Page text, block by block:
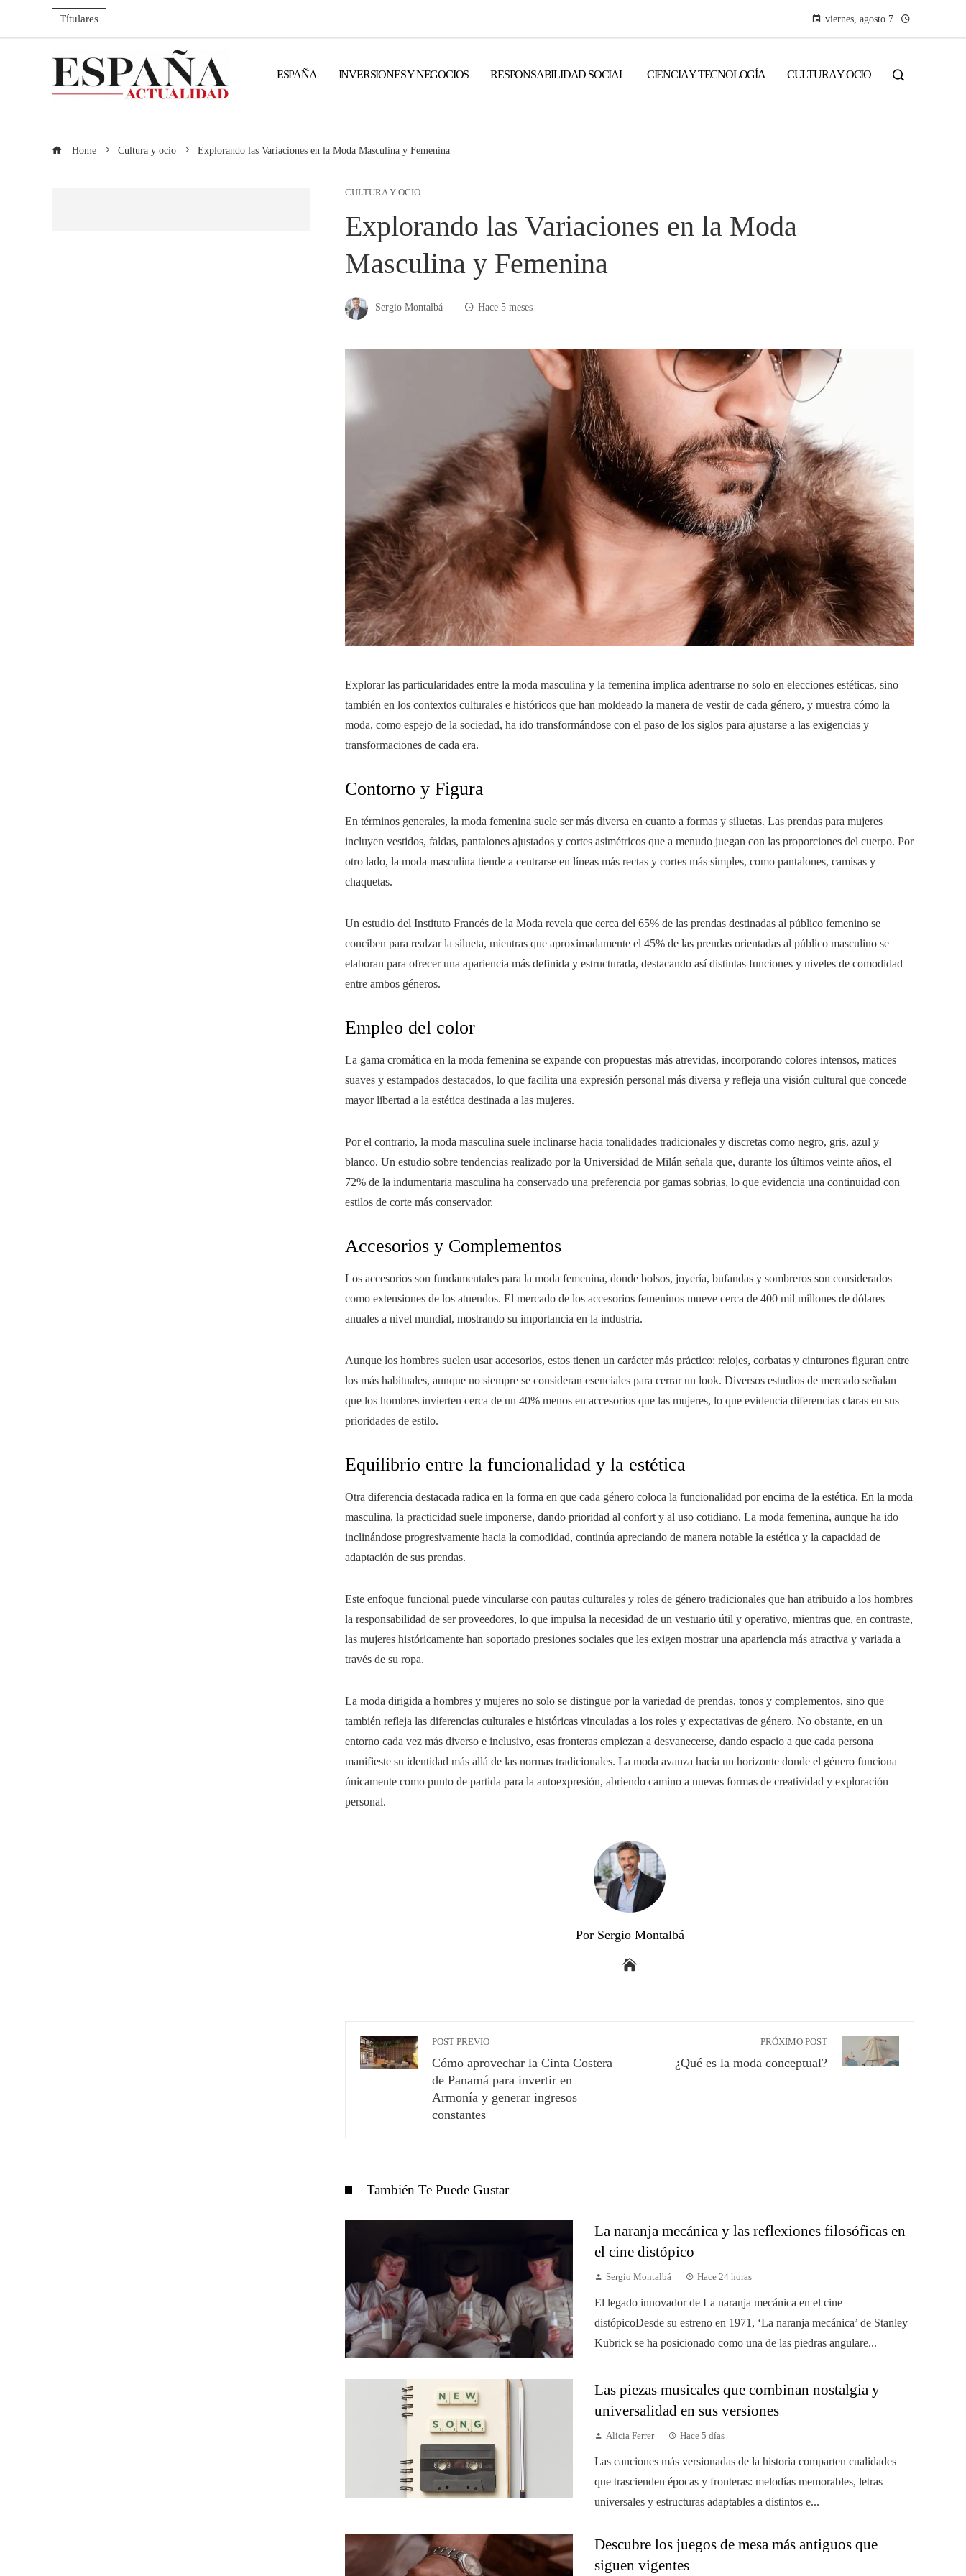
Títulares viernes, agosto 7
ESPAÑA INVERSIONES Y NEGOCIOS RESPONSABILIDAD SOCIAL CIENCIA Y TECNOLOGÍA CULTURA Y OCIO
Home Cultura y ocio Explorando las Variaciones en la Moda Masculina y Femenina
CULTURA Y OCIO
Explorando las Variaciones en la Moda
Masculina y Femenina
Sergio Montalbá Hace 5 meses
Explorar las particularidades entre la moda masculina y la femenina implica adentrarse no solo en elecciones estéticas, sino
también en los contextos culturales e históricos que han moldeado la manera de vestir de cada género, y muestra cómo la
moda, como espejo de la sociedad, ha ido transformándose con el paso de los siglos para ajustarse a las exigencias y
transformaciones de cada era.
Contorno y Figura
En términos generales, la moda femenina suele ser más diversa en cuanto a formas y siluetas. Las prendas para mujeres
incluyen vestidos, faldas, pantalones ajustados y cortes asimétricos que a menudo juegan con las proporciones del cuerpo. Por
otro lado, la moda masculina tiende a centrarse en líneas más rectas y cortes más simples, como pantalones, camisas y
chaquetas.
Un estudio del Instituto Francés de la Moda revela que cerca del 65% de las prendas destinadas al público femenino se
conciben para realzar la silueta, mientras que aproximadamente el 45% de las prendas orientadas al público masculino se
elaboran para ofrecer una apariencia más definida y estructurada, destacando así distintas funciones y niveles de comodidad
entre ambos géneros.
Empleo del color
La gama cromática en la moda femenina se expande con propuestas más atrevidas, incorporando colores intensos, matices
suaves y estampados destacados, lo que facilita una expresión personal más diversa y refleja una visión cultural que concede
mayor libertad a la estética destinada a las mujeres.
Por el contrario, la moda masculina suele inclinarse hacia tonalidades tradicionales y discretas como negro, gris, azul y
blanco. Un estudio sobre tendencias realizado por la Universidad de Milán señala que, durante los últimos veinte años, el
72% de la indumentaria masculina ha conservado una preferencia por gamas sobrias, lo que evidencia una continuidad con
estilos de corte más conservador.
Accesorios y Complementos
Los accesorios son fundamentales para la moda femenina, donde bolsos, joyería, bufandas y sombreros son considerados
como extensiones de los atuendos. El mercado de los accesorios femeninos mueve cerca de 400 mil millones de dólares
anuales a nivel mundial, mostrando su importancia en la industria.
Aunque los hombres suelen usar accesorios, estos tienen un carácter más práctico: relojes, corbatas y cinturones figuran entre
los más habituales, aunque no siempre se consideran esenciales para cerrar un look. Diversos estudios de mercado señalan
que los hombres invierten cerca de un 40% menos en accesorios que las mujeres, lo que evidencia diferencias claras en sus
prioridades de estilo.
Equilibrio entre la funcionalidad y la estética
Otra diferencia destacada radica en la forma en que cada género coloca la funcionalidad por encima de la estética. En la moda
masculina, la practicidad suele imponerse, dando prioridad al confort y al uso cotidiano. La moda femenina, aunque ha ido
inclinándose progresivamente hacia la comodidad, continúa apreciando de manera notable la estética y la capacidad de
adaptación de sus prendas.
Este enfoque funcional puede vincularse con pautas culturales y roles de género tradicionales que han atribuido a los hombres
la responsabilidad de ser proveedores, lo que impulsa la necesidad de un vestuario útil y operativo, mientras que, en contraste,
las mujeres históricamente han soportado presiones sociales que les exigen mostrar una apariencia más atractiva y variada a
través de su ropa.
La moda dirigida a hombres y mujeres no solo se distingue por la variedad de prendas, tonos y complementos, sino que
también refleja las diferencias culturales e históricas vinculadas a los roles y expectativas de género. No obstante, en un
entorno cada vez más diverso e inclusivo, esas fronteras empiezan a desvanecerse, dando espacio a que cada persona
manifieste su identidad más allá de las normas tradicionales. La moda avanza hacia un horizonte donde el género funciona
únicamente como punto de partida para la autoexpresión, abriendo camino a nuevas formas de creatividad y exploración
personal.
Por Sergio Montalbá
POST PREVIO
Cómo aprovechar la Cinta Costera
de Panamá para invertir en
Armonía y generar ingresos
constantes
PRÓXIMO POST
¿Qué es la moda conceptual?
También Te Puede Gustar
La naranja mecánica y las reflexiones filosóficas en
el cine distópico
Sergio Montalbá Hace 24 horas
El legado innovador de La naranja mecánica en el cine
distópicoDesde su estreno en 1971, ‘La naranja mecánica’ de Stanley
Kubrick se ha posicionado como una de las piedras angulare...
Las piezas musicales que combinan nostalgia y
universalidad en sus versiones
Alicia Ferrer Hace 5 días
Las canciones más versionadas de la historia comparten cualidades
que trascienden épocas y fronteras: melodías memorables, letras
universales y estructuras adaptables a distintos e...
Descubre los juegos de mesa más antiguos que
siguen vigentes